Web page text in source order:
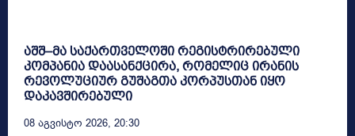
აშშ–მა საქართველოში რეგისტრირებული
კომპანია დაასანქცირა, რომელიც ირანის
რევოლუციურ გუშაგთა კორპუსთან იყო
დაკავშირებული
08 Აგვისტო 2026, 20:30